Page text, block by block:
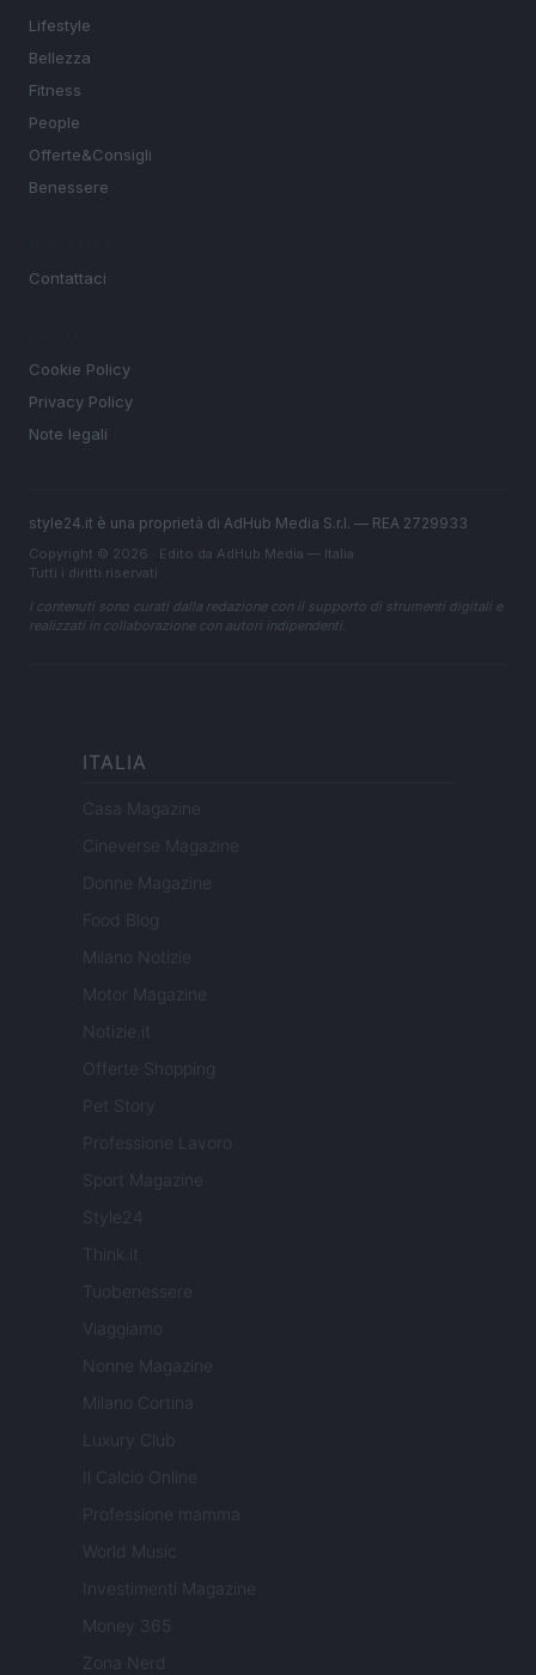
Lifestyle
Bellezza
Fitness
People
Offerte&Consigli
Benessere
Contattaci
Cookie Policy
Privacy Policy
Note legali
style24.it è una proprietà di AdHub Media S.r.l. — REA 2729933
Copyright © 2026 · Edito da AdHub Media — Italia
Tutti i diritti riservati
I contenuti sono curati dalla redazione con il supporto di strumenti digitali e
realizzati in collaborazione con autori indipendenti.
ITALIA
Casa Magazine
Cineverse Magazine
Donne Magazine
Food Blog
Milano Notizie
Motor Magazine
Notizie.it
Offerte Shopping
Pet Story
Professione Lavoro
Sport Magazine
Style24
Think.it
Tuobenessere
Viaggiamo
Nonne Magazine
Milano Cortina
Luxury Club
Il Calcio Online
Professione mamma
World Music
Investimenti Magazine
Money 365
Zona Nerd